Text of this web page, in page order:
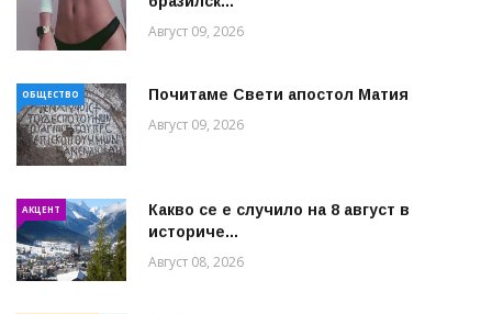
Август 09, 2026
ОБЩЕСТВО Почитаме Свети апостол Матия
Август 09, 2026
АКЦЕНТ
Какво се е случило на 8 август в
историче...
Август 08, 2026